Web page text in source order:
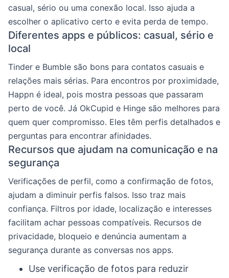
casual, sério ou uma conexão local. Isso ajuda a
escolher o aplicativo certo e evita perda de tempo.
Diferentes apps e públicos: casual, sério e
local
Tinder e Bumble são bons para contatos casuais e
relações mais sérias. Para encontros por proximidade,
Happn é ideal, pois mostra pessoas que passaram
perto de você. Já OkCupid e Hinge são melhores para
quem quer compromisso. Eles têm perfis detalhados e
perguntas para encontrar afinidades.
Recursos que ajudam na comunicação e na
segurança
Verificações de perfil, como a confirmação de fotos,
ajudam a diminuir perfis falsos. Isso traz mais
confiança. Filtros por idade, localização e interesses
facilitam achar pessoas compatíveis. Recursos de
privacidade, bloqueio e denúncia aumentam a
segurança durante as conversas nos apps.
Use verificação de fotos para reduzir